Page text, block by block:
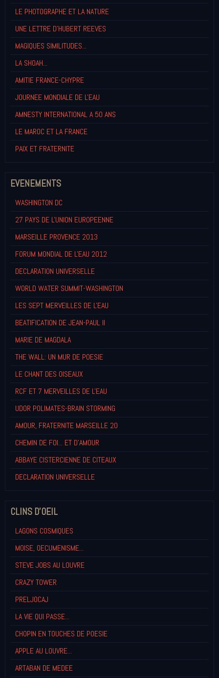
LE PHOTOGRAPHE ET LA NATURE
UNE LETTRE D'HUBERT REEVES
MAGIQUES SIMILITUDES...
LA SHOAH...
AMITIE FRANCE-CHYPRE
JOURNEE MONDIALE DE L'EAU
AMNESTY INTERNATIONAL A 50 ANS
LE MAROC ET LA FRANCE
PAIX ET FRATERNITE
EVENEMENTS
WASHINGTON DC
27 PAYS DE L'UNION EUROPEENNE
MARSEILLE PROVENCE 2013
FORUM MONDIAL DE L'EAU 2012
DECLARATION UNIVERSELLE
WORLD WATER SUMMIT-WASHINGTON
LES SEPT MERVEILLES DE L'EAU
BEATIFICATION DE JEAN-PAUL II
MARIE DE MAGDALA
THE WALL: UN MUR DE POESIE
LE CHANT DES OISEAUX
RCF ET 7 MERVEILLES DE L'EAU
UDOR POLIMATES-BRAIN STORMING
AMOUR, FRATERNITE MARSEILLE 20
CHEMIN DE FOI... ET D'AMOUR
ABBAYE CISTERCIENNE DE CITEAUX
DECLARATION UNIVERSELLE
CLINS D'OEIL
LAGONS COSMIQUES
MOISE, OECUMENISME...
STEVE JOBS AU LOUVRE
CRAZY TOWER
PRELJOCAJ
LA VIE QUI PASSE...
CHOPIN EN TOUCHES DE POESIE
APPLE AU LOUVRE...
ARTABAN DE MEDEE